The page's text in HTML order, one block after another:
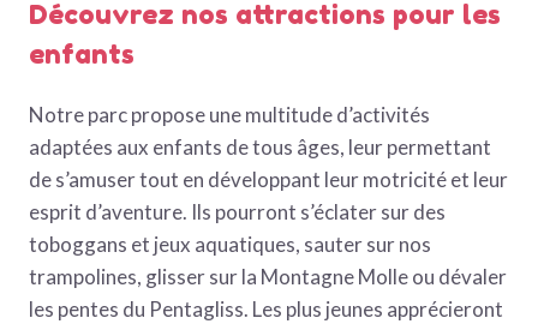
Découvrez nos attractions pour les
enfants
Notre parc propose une multitude d’activités
adaptées aux enfants de tous âges, leur permettant
de s’amuser tout en développant leur motricité et leur
esprit d’aventure. Ils pourront s’éclater sur des
toboggans et jeux aquatiques, sauter sur nos
trampolines, glisser sur la Montagne Molle ou dévaler
les pentes du Pentagliss. Les plus jeunes apprécieront